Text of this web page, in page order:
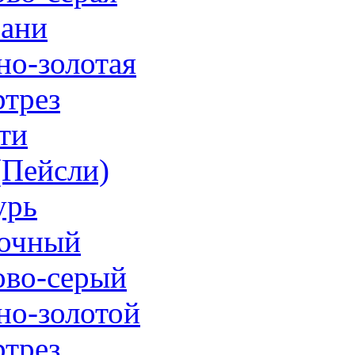
золотая
серый
золотой